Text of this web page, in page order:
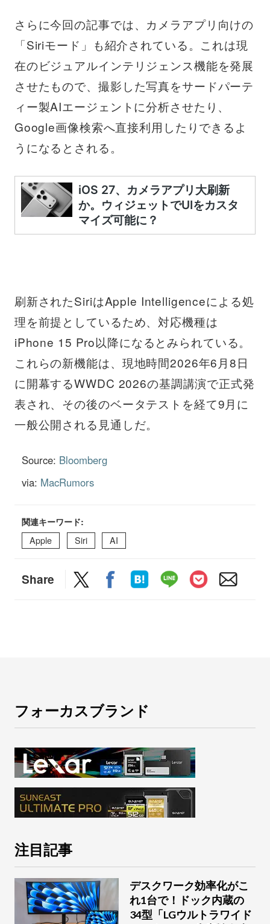
さらに今回の記事では、カメラアプリ向けの
「Siriモード」も紹介されている。これは現
在のビジュアルインテリジェンス機能を発展
させたもので、撮影した写真をサードパーテ
ィー製AIエージェントに分析させたり、
Google画像検索へ直接利用したりできるよ
うになるとされる。
刷新されたSiriはApple Intelligenceによる処
理を前提としているため、対応機種は
iPhone 15 Pro以降になるとみられている。
これらの新機能は、現地時間2026年6月8日
に開幕するWWDC 2026の基調講演で正式発
表され、その後のベータテストを経て9月に
一般公開される見通しだ。
Source: Bloomberg
via: MacRumors
関連キーワード:
Apple
Siri AI
Share
フォーカスブランド
注目記事
デスクワーク効率化がこ
れ1台で！ドック内蔵の
34型「LGウルトラワイド